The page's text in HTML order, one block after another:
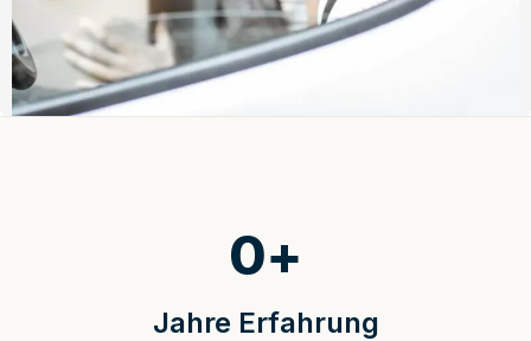
Jahre Erfahrung
0+